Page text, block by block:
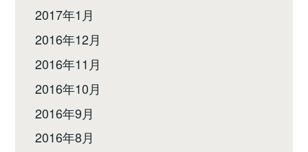
2017年1月
2016年12月
2016年11月
2016年10月
2016年9月
2016年8月